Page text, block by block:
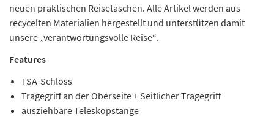
neuen praktischen Reisetaschen. Alle Artikel werden aus
recycelten Materialien hergestellt und unterstützen damit
unsere „verantwortungsvolle Reise“.
Features
TSA-Schloss
Tragegriff an der Oberseite + Seitlicher Tragegriff
ausziehbare Teleskopstange